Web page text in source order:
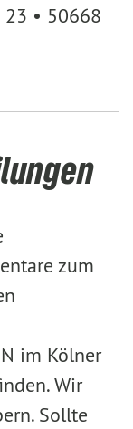
• 50668
zum
im Kölner
Wir
Sollte